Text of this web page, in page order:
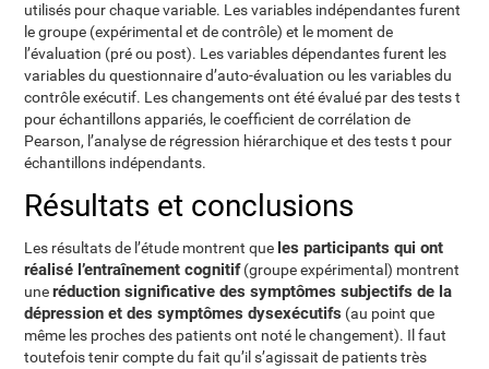
utilisés pour chaque variable. Les variables indépendantes furent
le groupe (expérimental et de contrôle) et le moment de
l’évaluation (pré ou post). Les variables dépendantes furent les
variables du questionnaire d’auto-évaluation ou les variables du
contrôle exécutif. Les changements ont été évalué par des tests t
pour échantillons appariés, le coefficient de corrélation de
Pearson, l’analyse de régression hiérarchique et des tests t pour
échantillons indépendants.
Résultats et conclusions
Les résultats de l’étude montrent que les participants qui ont
réalisé l’entraînement cognitif(groupe expérimental) montrent
uneréduction significative des symptômes subjectifs de la
dépression et des symptômes dysexécutifs (au point que
même les proches des patients ont noté le changement). Il faut
toutefois tenir compte du fait qu’il s’agissait de patients très